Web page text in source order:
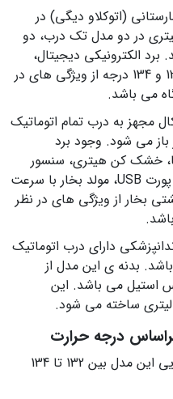
(اتوکلاو دیگی) در
های مختلف 200 و 300 لیتری در دو مدل تک درب، دو
الکترونیکی دیجیتال،
فیلتر هپا و دو برنامه دمایی 121 و 134 درجه از ویژگی های در
می باشد.
مجهز به درب تمام اتوماتیک
می شود. وجود برد
خشک کن هیتری، سنسور
تشخیص کیفیت آب، خروجی پورت USB، مولد بخار با سرعت
بخار از ویژگی های در نظر
دارای درب اتوماتیک
بدنه ی این مدل از
استیل می باشد. این
درجه حرارت
اتوکلاو درجه بالا: محدوده دمایی این مدل بین 132 تا 134